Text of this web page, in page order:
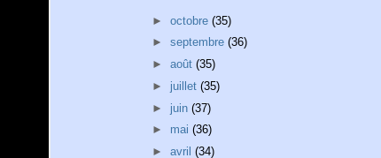
► octobre (35)
► septembre (36)
► août (35)
► juillet (35)
► juin (37)
► mai (36)
► avril (34)